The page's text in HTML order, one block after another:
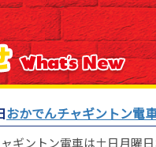
おかでんチャギントン電
ギントン電車は土日月曜